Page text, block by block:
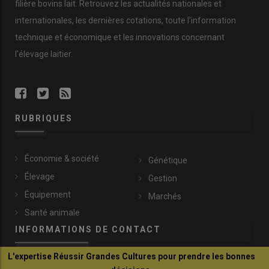
Grâce à la campagne de vaccination, très rapide malgré les
contraintes liées à un vaccin vivant, fragile et dont les stocks se
trouvaient en Afrique du Sud, la vétérinaire espère que la
de la zone réglementée
l’incidence devrait diminuer rapidement »
https://efsa.onlinelibrary.wiley.com/doi/epdf/10.2903/
filière bovins lait. Retrouvez les actualités nationales et
internationales, les dernières cotations, toute l'information
technique et économique et les innovations concernant
l'élevage laitier.
RUBRIQUES
Économie & société
Élevage
Équipement
Santé animale
Génétique
Gestion
Marchés
INFORMATIONS DE CONTACT
L'expertise Réussir Grandes Cultures pour prendre les bonnes